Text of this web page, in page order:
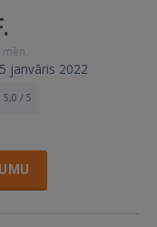
janvāris 2022
5,0 / 5